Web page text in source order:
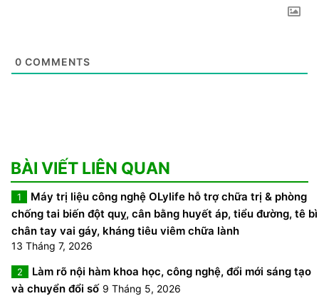
0 COMMENTS
BÀI VIẾT LIÊN QUAN
1
Máy trị liệu công nghệ OLylife hỗ trợ chữa trị & phòng
chống tai biến đột quỵ, cân bằng huyết áp, tiểu đường, tê bì
chân tay vai gáy, kháng tiêu viêm chữa lành
13 Tháng 7, 2026
2
Làm rõ nội hàm khoa học, công nghệ, đổi mới sáng tạo
và chuyển đổi số 9 Tháng 5, 2026